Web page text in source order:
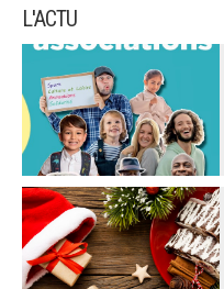
L'ACTU